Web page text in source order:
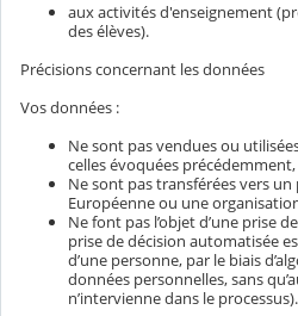
aux activités d'enseignement
des élèves).
Précisions concernant les données
Vos données :
Ne sont pas vendues ou
celles évoquées précédemment,
Ne sont pas transférées vers un
Européenne ou une
Ne font pas l’objet d’une prise
prise de décision automatisée
d’une personne, par le biais
données personnelles, sans
n’intervienne dans le processus).